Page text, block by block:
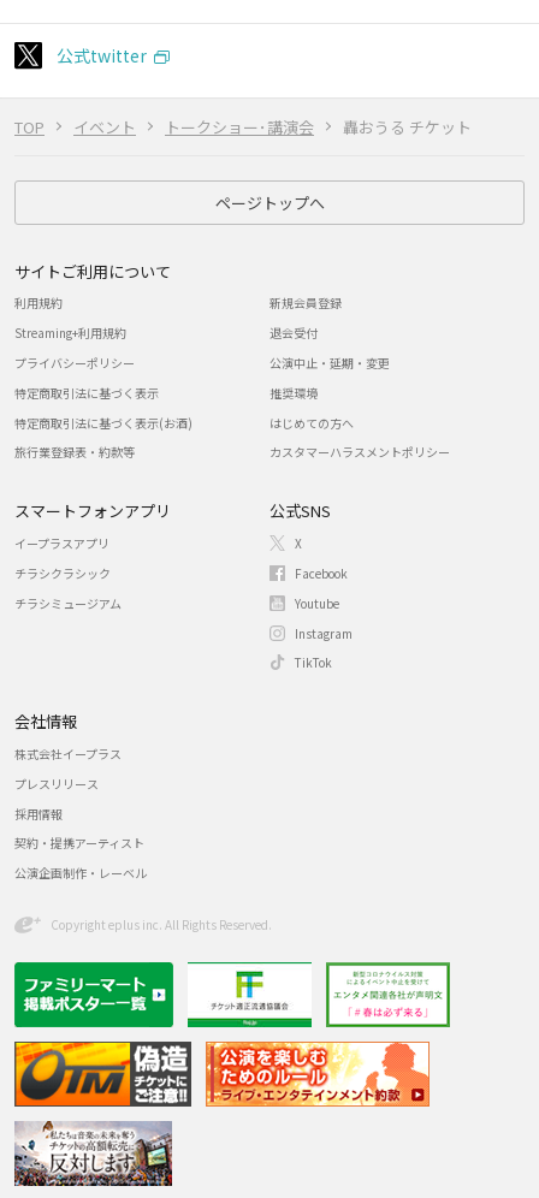
TOP イベント トークショー･講演会 轟おうる チケット
公式twitter
ページトップへ
サイトご利用について
利用規約
Streaming+利用規約
プライバシーポリシー
特定商取引法に基づく表示
特定商取引法に基づく表示(お酒)
旅行業登録表・約款等
新規会員登録
退会受付
公演中止・延期・変更
推奨環境
はじめての方へ
カスタマーハラスメントポリシー
スマートフォンアプリ
イープラスアプリ
チラシクラシック
チラシミュージアム
公式SNS
X
Facebook
Youtube
Instagram
TikTok
会社情報
株式会社イープラス
プレスリリース
採用情報
契約・提携アーティスト
公演企画制作・レーベル
Copyright eplus inc. All Rights Reserved.